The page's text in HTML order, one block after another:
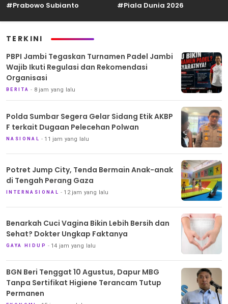
#Prabowo Subianto #Piala Dunia 2026
TERKINI
PBPI Jambi Tegaskan Turnamen Padel Jambi
Wajib Ikuti Regulasi dan Rekomendasi
Organisasi
BERITA 8 jam yang lalu
Polda Sumbar Segera Gelar Sidang Etik AKBP
F terkait Dugaan Pelecehan Polwan
NASIONAL 11 jam yang lalu
Potret Jump City, Tenda Bermain Anak-anak
di Tengah Perang Gaza
INTERNASIONAL 12 jam yang lalu
Benarkah Cuci Vagina Bikin Lebih Bersih dan
Sehat? Dokter Ungkap Faktanya
GAYA HIDUP 14 jam yang lalu
BGN Beri Tenggat 10 Agustus, Dapur MBG
Tanpa Sertifikat Higiene Terancam Tutup
Permanen